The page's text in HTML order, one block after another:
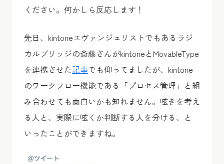
ください。何かしら反応します！
先日、kintoneエヴァンジェリストでもあるラジ
カルブリッジの斎藤さんがkintoneとMovableType
を連携させた記事でも仰ってましたが、kintone
のワークフロー機能である「プロセス管理」と組
み合わせても面白いかも知れません。呟きを考え
る人と、実際に呟くか判断する人を分ける、と
いったことができますね。